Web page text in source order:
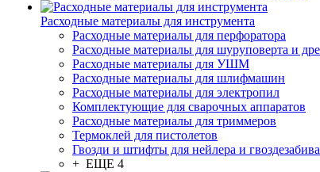
Расходные материалы для инструмента
Расходные материалы для перфоратора
Расходные материалы для шуруповерта и
Расходные материалы для УШМ
Расходные материалы для шлифмашин
Расходные материалы для электропил
Комплектующие для сварочных аппаратов
Расходные материалы для триммеров
Термоклей для пистолетов
Гвозди и штифты для нейлера и
+ ЕЩЕ 4